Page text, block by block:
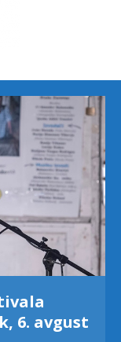
6. avgust